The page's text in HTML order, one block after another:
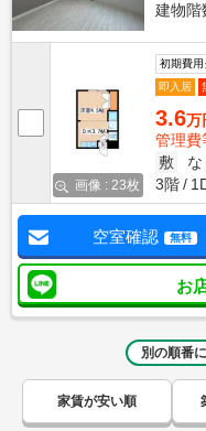
建物階
画像 : 23枚
初期費用
即入居
3.6万
管理費
敷
な
3階
空室確認 無料
お
別の順番
家賃が安い順